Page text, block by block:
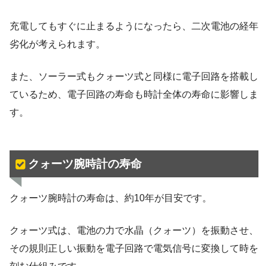
充電してもすぐに止まるようになったら、二次電池の経年
劣化が考えられます。
また、ソーラー式もクォーツ式と同様に電子回路を搭載し
ているため、電子回路の寿命も時計全体の寿命に影響しま
す。
クォーツ腕時計の寿命
クォーツ腕時計の寿命は、約10年が目安です。
クォーツ式は、電池の力で水晶（クォーツ）を振動させ、
その規則正しい振動を電子回路で電気信号に変換して時を